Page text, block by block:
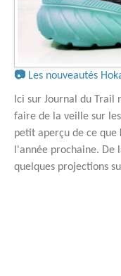
📷 Les nouveautés
Ici sur Journal du Trail
faire de la veille sur
petit aperçu de ce que
l'année prochaine.
quelques projections